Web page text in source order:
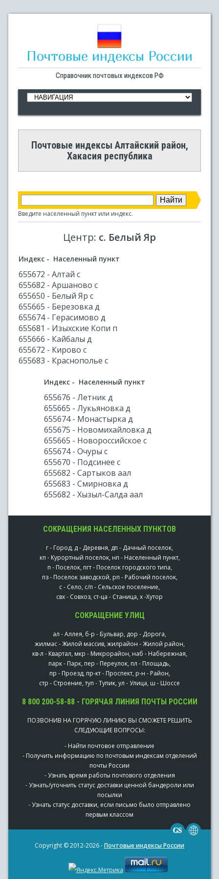
Почтовые индексы России
Справочник почтовых индексов РФ
Почтовые индексы Алтайский район,
Хакасия республика
Введите населенный пункт или индекс.
Центр: с. Белый Яр
Индекс - Населенный пункт
655672 - Алтай с
655682 - Аршаново с
655650 - Белый Яр с
655665 - Березовка д
655674 - Герасимово д
655681 - Изыхские Копи п
655666 - Кайбалы д
655672 - Кирово с
655683 - Краснополье с
Индекс - Населенный пункт
655676 - Летник д
655665 - Лукьяновка д
655674 - Монастырка д
655675 - Новомихайловка д
655665 - Новороссийское с
655674 - Очуры с
655670 - Подсинее с
655682 - Сартыков аал
655683 - Смирновка д
655682 - Хызыл-Салда аал
СОКРАЩЕНИЯ НАСЕЛЕННЫХ ПУНКТОВ
г - Город, д - Деревня, дп - Дачный поселок,
кп - Курортный поселок, нп - Населенный пункт,
п - Поселок, пгт - Поселок городского типа,
пз - Поселок заводской, рп - Рабочий поселок,
с - Село, с/п - Сельское поселение,
свх - Совхоз, ст-ца - Станица, х -Хутор
СОКРАЩЕНИЕ УЛИЦ
ал - Аллея, б-р - Бульвар, дор - Дорога,
жилмас - Жилой массив, жилрайон - Жилой район,
кв-л - Квартал, мкр - Микрорайон, наб - Набережная,
парк - Парк, пер - Переулок, пл - Площадь,
пр - Проезд, пр-кт - Проспект, р-н - Район,
стр - Строение, туп - Тупик, ул - Улица, ш - Шоссе
8 800 200-58-88 - ГОРЯЧАЯ ЛИНИЯ ПОЧТЫ РОССИИ
ПОЗВОНИВ НА ГОРЯЧУЮ ЛИНИЮ ВЫ СМОЖЕТЕ РЕШИТЬ
СЛЕДУЮЩИЕ ВОПРОСЫ:
- Найти почтовое отправление
- Получить информацию по почтовым индексам отделений
почты России
- Узнать время работы почтового отделения
- Узнать/уточнить статус доставки ценной бандероли или
посылки
- Узнать статус доставки, если письмо было отправлено
первым классом
Copyright © 2012-2026 -Почтовые индексы России